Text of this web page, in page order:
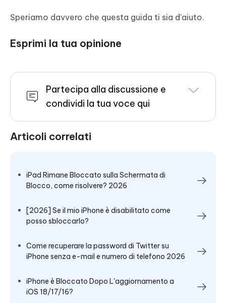
Speriamo davvero che questa guida ti sia d'aiuto.
Esprimi la tua opinione
Partecipa alla discussione e
condividi la tua voce qui
Articoli correlati
iPad Rimane Bloccato sulla Schermata di
Blocco, come risolvere? 2026
[2026] Se il mio iPhone è disabilitato come
posso sbloccarlo?
Come recuperare la password di Twitter su
iPhone senza e-mail e numero di telefono 2026
iPhone è Bloccato Dopo L'aggiornamento a
iOS 18/17/16?